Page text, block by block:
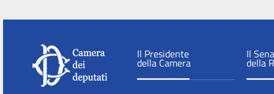
Il Presidente
della Camera
Il
della